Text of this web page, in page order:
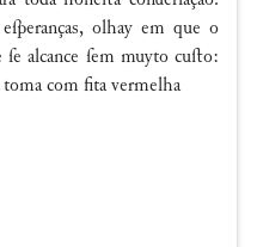
olhay em que o
alcance ſem muyto cuſto:
toma com fita vermelha